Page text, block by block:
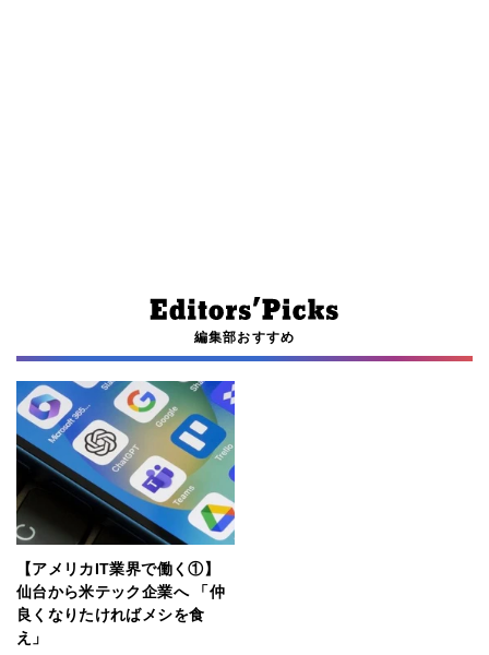
編集部おすすめ
【アメリカIT業界で働く①】
仙台から米テック企業へ 「仲
良くなりたければメシを食
え」